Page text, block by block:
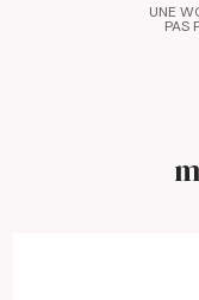
UNE
PAS